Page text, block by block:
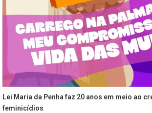
Lei Maria da Penha faz 20 anos em meio ao
feminicídios